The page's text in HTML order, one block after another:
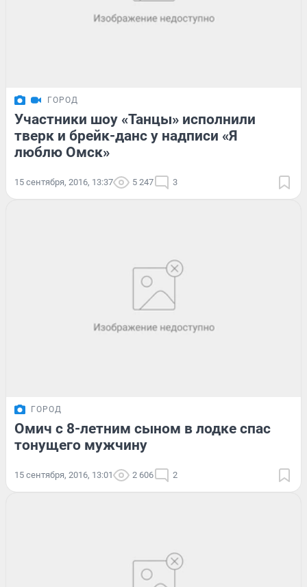
ГОРОД
Участники шоу «Танцы» исполнили
тверк и брейк-данс у надписи «Я
люблю Омск»
15 сентября, 2016, 13:37 5 247 3
ГОРОД
Омич с 8-летним сыном в лодке спас
тонущего мужчину
15 сентября, 2016, 13:01 2 606 2